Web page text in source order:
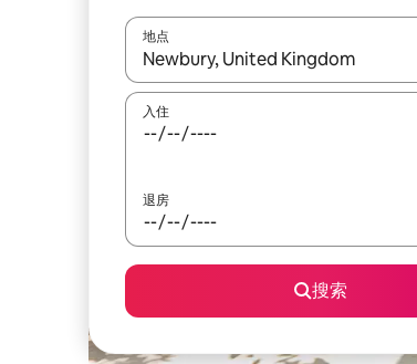
地点
如有搜索结果，请使用上下方向键查看
入住
退房
搜索